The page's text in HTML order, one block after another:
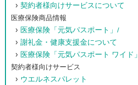
契約者様向けサービスについて
医療保険商品情報
医療保険「元気パスポート」 /
謝礼金・健康支援金について
医療保険「元気パスポート ワイド」
契約者様向けサービス
ウエルネスパレット